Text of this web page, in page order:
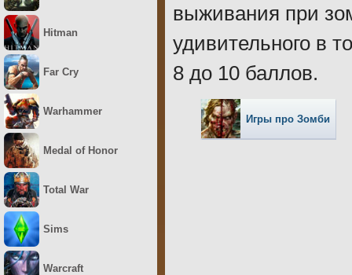
выживания при
удивительного в
8 до 10 баллов.
Игры про Зомби
Hitman
Far Cry
Warhammer
Medal of Honor
Total War
Sims
Warcraft